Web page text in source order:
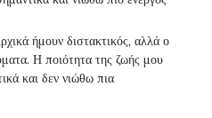
ήμουν διστακτικός, αλλά ο
Η ποιότητα της ζωής μου
και δεν νιώθω πια